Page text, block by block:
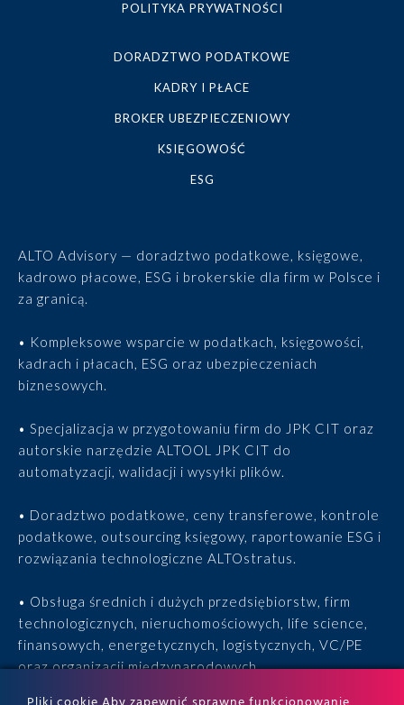
POLITYKA PRYWATNOŚCI
DORADZTWO PODATKOWE
KADRY I PŁACE
BROKER UBEZPIECZENIOWY
KSIĘGOWOŚĆ
ESG
ALTO Advisory — doradztwo podatkowe, księgowe,
kadrowo płacowe, ESG i brokerskie dla firm w Polsce i
za granicą.
• Kompleksowe wsparcie w podatkach, księgowości,
kadrach i płacach, ESG oraz ubezpieczeniach
biznesowych.
• Specjalizacja w przygotowaniu firm do JPK CIT oraz
autorskie narzędzie ALTOOL JPK CIT do
automatyzacji, walidacji i wysyłki plików.
• Doradztwo podatkowe, ceny transferowe, kontrole
podatkowe, outsourcing księgowy, raportowanie ESG i
rozwiązania technologiczne ALTOstratus.
• Obsługa średnich i dużych przedsiębiorstw, firm
technologicznych, nieruchomościowych, life science,
finansowych, energetycznych, logistycznych, VC/PE
oraz organizacji międzynarodowych.